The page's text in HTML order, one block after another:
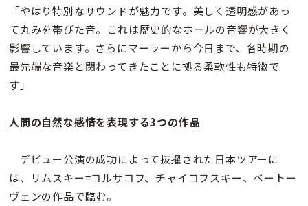
「やはり特別なサウンドが魅力です。美しく透明感があっ
て丸みを帯びた音。これは歴史的なホールの音響が大きく
影響しています。さらにマーラーから今日まで、各時期の
最先端な音楽と関わってきたことに拠る柔軟性も特徴で
す」
人間の自然な感情を表現する3つの作品
デビュー公演の成功によって抜擢された日本ツアーに
は、リムスキー=コルサコフ、チャイコフスキー、ベートー
ヴェンの作品で臨む。